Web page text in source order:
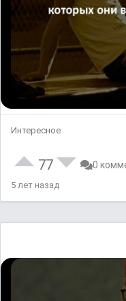
Интересное
77 0
5 лет назад